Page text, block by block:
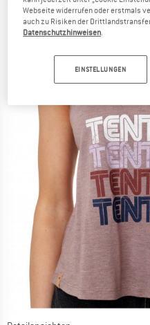
(0)
Webseite widerrufen oder erstmals
auch zu Risiken der
Datenschutzhinweisen.
EINSTELLUNGEN